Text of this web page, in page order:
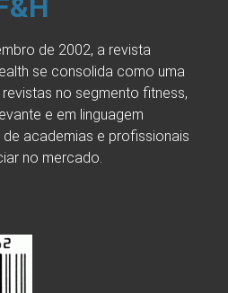
de 2002, a revista
se consolida como uma
no segmento fitness,
e em linguagem
academias e profissionais
no mercado.